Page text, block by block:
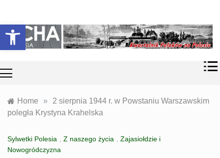
Otwórz pasek narzędzi
content
Echa
Polesia
współczesność
Polaków na
Polesiu.
Home »
2 sierpnia 1944 r. w Powstaniu Warszawskim
poległa Krystyna Krahelska
Sylwetki Polesia , Z naszego życia , Zajasiołdzie i
Nowogródczyzna